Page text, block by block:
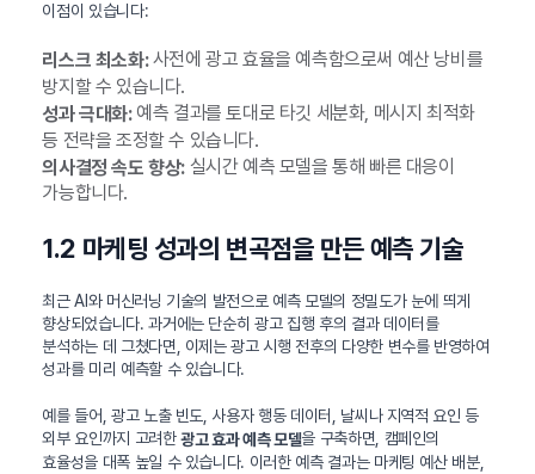
이점이 있습니다:
리스크 최소화:사전에 광고 효율을 예측함으로써 예산 낭비를
방지할 수 있습니다.
성과 극대화:예측 결과를 토대로 타깃 세분화, 메시지 최적화
등 전략을 조정할 수 있습니다.
의사결정 속도 향상:실시간 예측 모델을 통해 빠른 대응이
가능합니다.
1.2 마케팅 성과의 변곡점을 만든 예측 기술
최근 AI와 머신러닝 기술의 발전으로 예측 모델의 정밀도가 눈에 띄게
향상되었습니다. 과거에는 단순히 광고 집행 후의 결과 데이터를
분석하는 데 그쳤다면, 이제는 광고 시행 전후의 다양한 변수를 반영하여
성과를 미리 예측할 수 있습니다.
예를 들어, 광고 노출 빈도, 사용자 행동 데이터, 날씨나 지역적 요인 등
외부 요인까지 고려한광고 효과 예측 모델을 구축하면, 캠페인의
효율성을 대폭 높일 수 있습니다. 이러한 예측 결과는 마케팅 예산 배분,